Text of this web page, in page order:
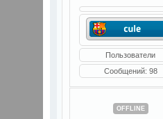
Пользователи
Сообщений: 98
OFFLINE